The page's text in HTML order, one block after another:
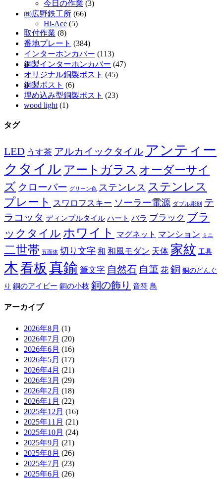
今日の作業 (3)
㈱広野鉄工所 (66)
Hi-Ace (5)
取付作業 (8)
番地プレート (384)
インターホンカバー (113)
銅製インターホンカバー (47)
オリジナル銅製ポスト (45)
銅製ポスト (6)
埋め込み型銅製ポスト (23)
wood light (1)
タグ
LED うす茶 アルカイックタイル アンティー
クタイル アートガラス オーダーサイ
ズ クローバー グリーン色 ステンレス ステンレス
プレート スワロフスキー ソーラー電源 ダブル彫刻 テ
ラコッタ ディンプルタイル ハート バラ ブラック ブラ
ックタイル ホワイト マグネット マンション ミニ
二世帯 五面体 切り文字 和 和風モダン 天体 家紋 工具
木看板 真鍮 筆文字 自然石 自筆 花 銅 銅のどんぐ
り 銅のアイビー 銅の小枝 銅の飾り 音符 鳥
アーカイブ
2026年8月 (1)
2026年7月 (20)
2026年6月 (16)
2026年5月 (17)
2026年4月 (21)
2026年3月 (29)
2026年2月 (18)
2026年1月 (22)
2025年12月 (16)
2025年11月 (21)
2025年10月 (24)
2025年9月 (21)
2025年8月 (26)
2025年7月 (23)
2025年6月 (26)